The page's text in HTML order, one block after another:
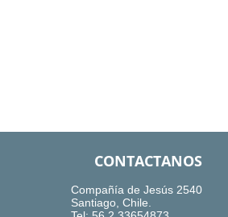
CONTACTANOS
Compañía de Jesús 2540
Santiago, Chile.